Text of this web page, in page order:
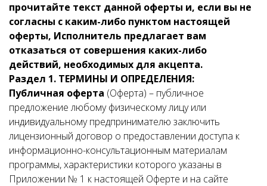
прочитайте текст данной оферты и, если вы не
согласны с каким-либо пунктом настоящей
оферты, Исполнитель предлагает вам
отказаться от совершения каких-либо
действий, необходимых для акцепта.
Раздел 1. ТЕРМИНЫ И ОПРЕДЕЛЕНИЯ:
Публичная оферта (Оферта) – публичное
предложение любому физическому лицу или
индивидуальному предпринимателю заключить
лицензионный договор о предоставлении доступа к
информационно-консультационным материалам
программы, характеристики которого указаны в
Приложении № 1 к настоящей Оферте и на сайте